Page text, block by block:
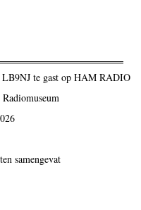
LB9NJ te gast op HAM RADIO
samengevat